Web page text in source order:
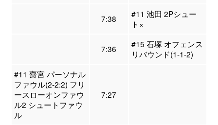
7:38
#11 池田 2Pシュー
ト×
7:36
#15 石塚 オフェンス
リバウンド(1-1-2)
#11 齋宮 パーソナル
ファウル(2-2:2) フリ
ースローオンファウ
ル2 シュートファウ
ル
7:27